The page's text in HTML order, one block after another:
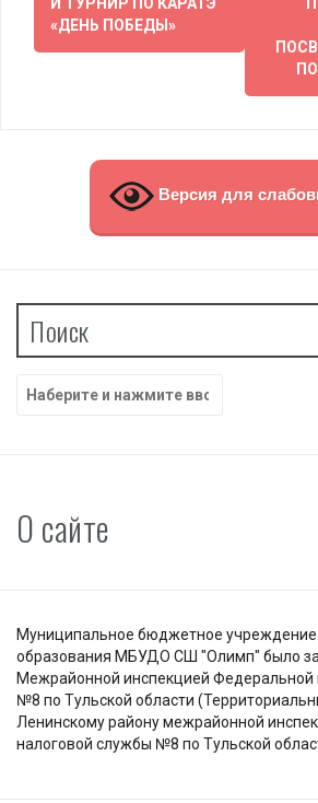
записям
«ДЕНЬ ПОБЕДЫ»
Версия для
Поиск
Найти:
О сайте
Муниципальное бюджетное учреждение
образования МБУДО СШ "Олимп" было
Межрайонной инспекцией Федеральной
№8 по Тульской области
Ленинскому району межрайонной
налоговой службы №8 по Тульской